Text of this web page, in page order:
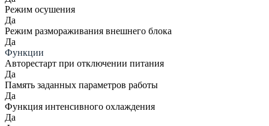
Режим осушения
Да
Режим размораживания внешнего блока
Да
Функции
Авторестарт при отключении питания
Да
Память заданных параметров работы
Да
Функция интенсивного охлаждения
Да